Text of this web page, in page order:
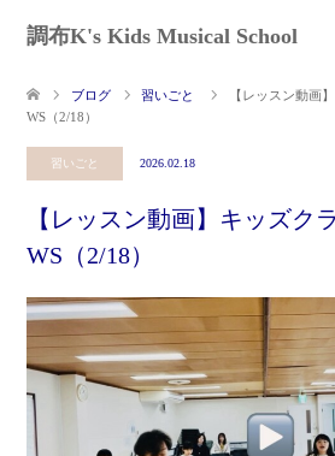
調布K's Kids Musical School
ブログ 習いごと
【レッスン動画
WS（2/18）
習いごと 2026.02.18
【レッスン動画】キッズク
WS（2/18）